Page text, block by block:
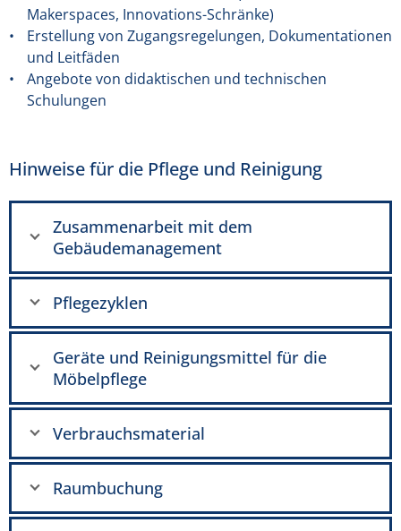
Makerspaces, Innovations-Schränke)
Erstellung von Zugangsregelungen, Dokumentationen
und Leitfäden
Angebote von didaktischen und technischen
Schulungen
Hinweise für die Pflege und Reinigung
Zusammenarbeit mit dem
Gebäudemanagement
Pflegezyklen
Geräte und Reinigungsmittel für die
Möbelpflege
Verbrauchsmaterial
Raumbuchung